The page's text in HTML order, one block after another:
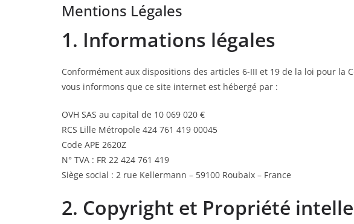
Mentions Légales
1. Informations légales
Conformément aux dispositions des articles 6-III et 19 de la loi pour la
vous informons que ce site internet est hébergé par :
OVH SAS au capital de 10 069 020 €
RCS Lille Métropole 424 761 419 00045
Code APE 2620Z
N° TVA : FR 22 424 761 419
Siège social : 2 rue Kellermann – 59100 Roubaix – France
2. Copyright et Propriété